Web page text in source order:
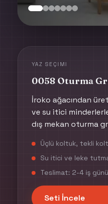
YAZ SEÇIMI
0058 Oturma
İroko ağacından
ve su itici
dış mekan oturma
Üçlü koltuk, tekli
Su itici ve leke
Teslimat: 2-4 iş günü
Seti İncele